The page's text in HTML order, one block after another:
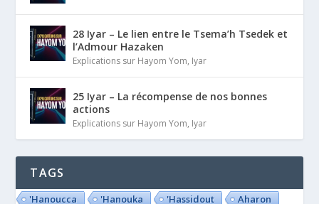
28 Iyar – Le lien entre le Tsema’h Tsedek et
l’Admour Hazaken
Explications sur Hayom Yom, Iyar
25 Iyar – La récompense de nos bonnes
actions
Explications sur Hayom Yom, Iyar
TAGS
'Hanoucca 'Hanouka 'Hassidout
Aharon